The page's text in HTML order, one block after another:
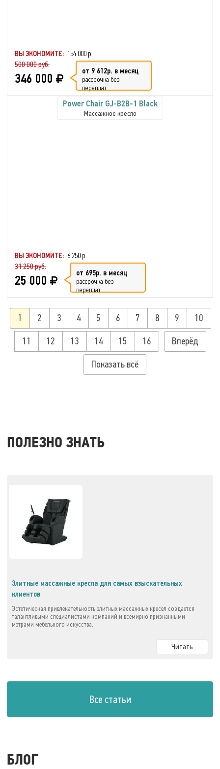
ВЫ ЭКОНОМИТЕ: 154 000 р.
500 000 руб.
346 000 от 9 612р. в месяц
рассрочка без
переплат
Power Chair GJ-B2B-1 Black
Массажное кресло
ВЫ ЭКОНОМИТЕ: 6 250 р.
31 250 руб.
25 000 от 695р. в месяц
рассрочка без
переплат
1 2 3 4 5 6 7 8 9 10
11 12 13 14 15 16 Вперёд
Показать всё
ПОЛЕЗНО ЗНАТЬ
Элитные массажные кресла для самых взыскательных
клиентов
Эстетическая привлекательность элитных массажных кресел создается
талантливыми специалистами компаний и всемирно признанными
мэтрами мебельного искусства.
Читать
Все статьи
БЛОГ